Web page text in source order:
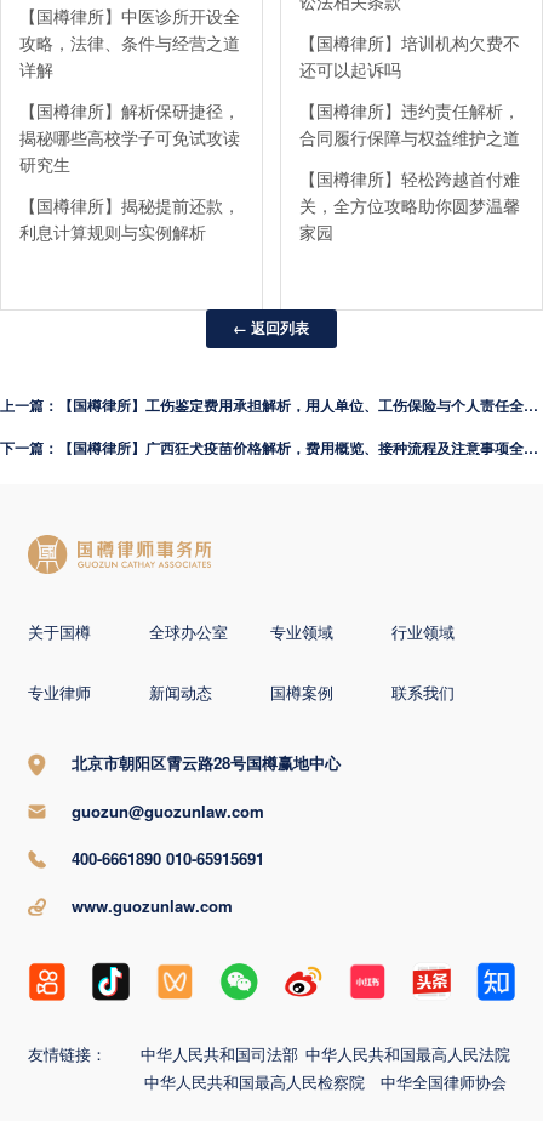
【国樽律所】中医诊所开设全
攻略，法律、条件与经营之道
详解
【国樽律所】解析保研捷径，
揭秘哪些高校学子可免试攻读
研究生
【国樽律所】揭秘提前还款，
利息计算规则与实例解析
【国樽律所】培训机构欠费不
还可以起诉吗
【国樽律所】违约责任解析，
合同履行保障与权益维护之道
【国樽律所】轻松跨越首付难
关，全方位攻略助你圆梦温馨
家园
← 返回列表
上一篇：【国樽律所】工伤鉴定费用承担解析，用人单位、工伤保险与个人责任全解析
下一篇：【国樽律所】广西狂犬疫苗价格解析，费用概览、接种流程及注意事项全揭秘
关于国樽 全球办公室 专业领域 行业领域
专业律师 新闻动态 国樽案例 联系我们
北京市朝阳区霄云路28号国樽赢地中心
guozun@guozunlaw.com
400-6661890 010-65915691
www.guozunlaw.com
友情链接： 中华人民共和国司法部 中华人民共和国最高人民法院
中华人民共和国最高人民检察院
中华全国律师协会